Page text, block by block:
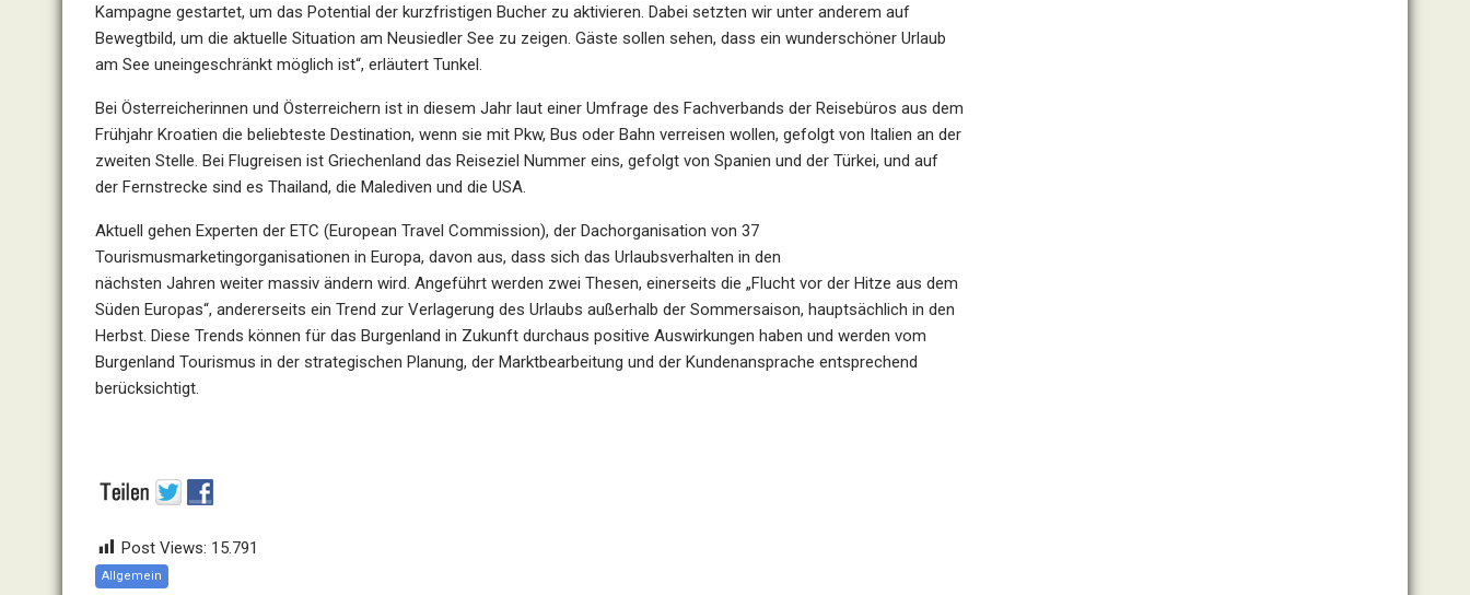
Kampagne gestartet, um das Potential der kurzfristigen Bucher zu aktivieren. Dabei setzten wir unter anderem auf
Bewegtbild, um die aktuelle Situation am Neusiedler See zu zeigen. Gäste sollen sehen, dass ein wunderschöner Urlaub
am See uneingeschränkt möglich ist“, erläutert Tunkel.
Bei Österreicherinnen und Österreichern ist in diesem Jahr laut einer Umfrage des Fachverbands der Reisebüros aus dem
Frühjahr Kroatien die beliebteste Destination, wenn sie mit Pkw, Bus oder Bahn verreisen wollen, gefolgt von Italien an der
zweiten Stelle. Bei Flugreisen ist Griechenland das Reiseziel Nummer eins, gefolgt von Spanien und der Türkei, und auf
der Fernstrecke sind es Thailand, die Malediven und die USA.
Aktuell gehen Experten der ETC (European Travel Commission), der Dachorganisation von 37
Tourismusmarketingorganisationen in Europa, davon aus, dass sich das Urlaubsverhalten in den
nächsten Jahren weiter massiv ändern wird. Angeführt werden zwei Thesen, einerseits die „Flucht vor der Hitze aus dem
Süden Europas“, andererseits ein Trend zur Verlagerung des Urlaubs außerhalb der Sommersaison, hauptsächlich in den
Herbst. Diese Trends können für das Burgenland in Zukunft durchaus positive Auswirkungen haben und werden vom
Burgenland Tourismus in der strategischen Planung, der Marktbearbeitung und der Kundenansprache entsprechend
berücksichtigt.
Post Views: 15.791
Allgemein